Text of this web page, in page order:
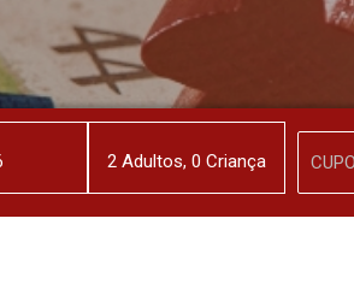
2Adultos, 0 Criança